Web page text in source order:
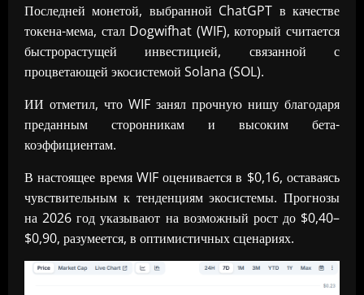
Последней монетой, выбранной ChatGPT в качестве
токена-мема, стал Dogwifhat (WIF), который считается
быстрорастущей инвестицией, связанной с
процветающей экосистемой Solana (SOL).
ИИ отметил, что WIF занял прочную нишу благодаря
преданным сторонникам и высоким бета-
коэффициентам.
В настоящее время WIF оценивается в $0,16, оставаясь
чувствительным к тенденциям экосистемы. Прогнозы
на 2026 год указывают на возможный рост до $0,40–
$0,90, разумеется, в оптимистичных сценариях.